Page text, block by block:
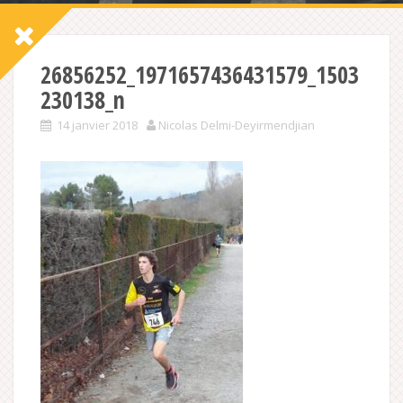
26856252_1971657436431579_1503
230138_n
14 janvier 2018 Nicolas Delmi-Deyirmendjian